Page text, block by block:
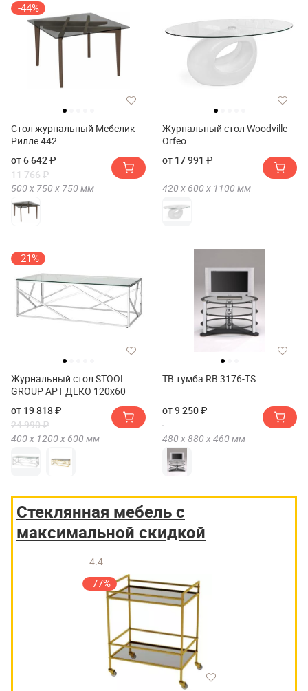
-44%
Стол журнальный Мебелик
Рилле 442
от 6 642 ₽
11 766 ₽
500 х 750 х 750 мм
Журнальный стол Woodville
Orfeo
от 17 991 ₽
420 х 600 х 1100 мм
-21%
Журнальный стол STOOL
GROUP АРТ ДЕКО 120х60
от 19 818 ₽
24 990 ₽
400 х 1200 х 600 мм
ТВ тумба RB 3176-TS
от 9 250 ₽
480 х880 х460 мм
Стеклянная мебель с
максимальной скидкой
4.4
-77%